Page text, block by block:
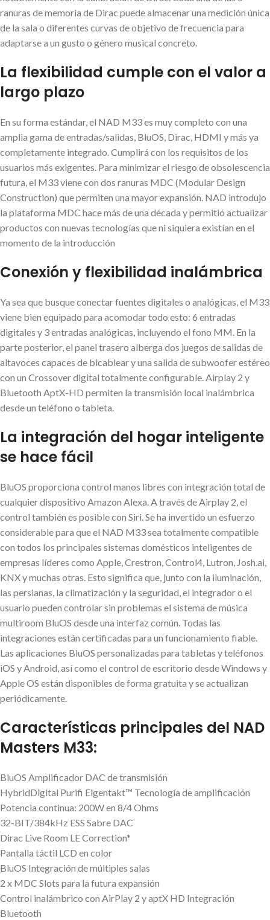
ranuras de memoria de Dirac puede almacenar una medición única
de la sala o diferentes curvas de objetivo de frecuencia para
adaptarse a un gusto o género musical concreto.
La flexibilidad cumple con el valor a
largo plazo
En su forma estándar, el NAD M33 es muy completo con una
amplia gama de entradas/salidas, BluOS, Dirac, HDMI y más ya
completamente integrado. Cumplirá con los requisitos de los
usuarios más exigentes. Para minimizar el riesgo de obsolescencia
futura, el M33 viene con dos ranuras MDC (Modular Design
Construction) que permiten una mayor expansión. NAD introdujo
la plataforma MDC hace más de una década y permitió actualizar
productos con nuevas tecnologías que ni siquiera existían en el
momento de la introducción
Conexión y flexibilidad inalámbrica
Ya sea que busque conectar fuentes digitales o analógicas, el M33
viene bien equipado para acomodar todo esto: 6 entradas
digitales y 3 entradas analógicas, incluyendo el fono MM. En la
parte posterior, el panel trasero alberga dos juegos de salidas de
altavoces capaces de bicablear y una salida de subwoofer estéreo
con un Crossover digital totalmente configurable. Airplay 2 y
Bluetooth AptX-HD permiten la transmisión local inalámbrica
desde un teléfono o tableta.
La integración del hogar inteligente
se hace fácil
BluOS proporciona control manos libres con integración total de
cualquier dispositivo Amazon Alexa. A través de Airplay 2, el
control también es posible con Siri. Se ha invertido un esfuerzo
considerable para que el NAD M33 sea totalmente compatible
con todos los principales sistemas domésticos inteligentes de
empresas líderes como Apple, Crestron, Control4, Lutron, Josh.ai,
KNX y muchas otras. Esto significa que, junto con la iluminación,
las persianas, la climatización y la seguridad, el integrador o el
usuario pueden controlar sin problemas el sistema de música
multiroom BluOS desde una interfaz común. Todas las
integraciones están certificadas para un funcionamiento fiable.
Las aplicaciones BluOS personalizadas para tabletas y teléfonos
iOS y Android, así como el control de escritorio desde Windows y
Apple OS están disponibles de forma gratuita y se actualizan
periódicamente.
Características principales del NAD
Masters M33:
BluOS Amplificador DAC de transmisión
HybridDigital Purifi Eigentakt™ Tecnología de amplificación
Potencia continua: 200W en 8/4 Ohms
32-BIT/384kHz ESS Sabre DAC
Dirac Live Room LE Correction*
Pantalla táctil LCD en color
BluOS Integración de múltiples salas
2 x MDC Slots para la futura expansión
Control inalámbrico con AirPlay 2 y aptX HD Integración
Bluetooth